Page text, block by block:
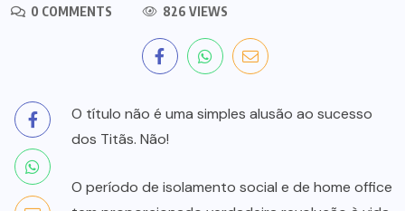
0 COMMENTS
826 VIEWS
O título não é uma simples alusão ao sucesso
dos Titãs. Não!
O período de isolamento social e de home office